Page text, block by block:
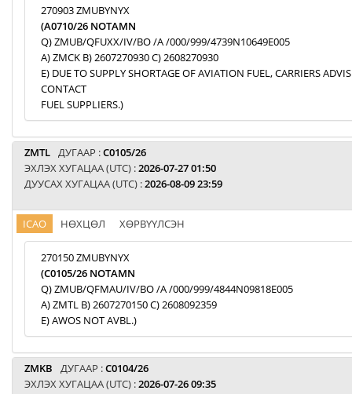
270903 ZMUBYNYX
(A0710/26 NOTAMN
Q) ZMUB/QFUXX/IV/BO /A /000/999/4739N10649E005
A) ZMCK B) 2607270930 C) 2608270930
E) DUE TO SUPPLY SHORTAGE OF AVIATION FUEL, CARRIERS
CONTACT
FUEL SUPPLIERS.)
ZMTL ДУГААР :C0105/26
ЭХЛЭХ ХУГАЦАА (UTC) :2026-07-27 01:50
ДУУСАХ ХУГАЦАА (UTC) :2026-08-09 23:59
ICAO НӨХЦӨЛ ХӨРВҮҮЛСЭН
270150 ZMUBYNYX
(C0105/26 NOTAMN
Q) ZMUB/QFMAU/IV/BO /A /000/999/4844N09818E005
A) ZMTL B) 2607270150 C) 2608092359
E) AWOS NOT AVBL.)
ZMKB ДУГААР :C0104/26
ЭХЛЭХ ХУГАЦАА (UTC) :2026-07-26 09:35